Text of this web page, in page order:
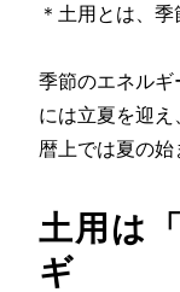
＊土用とは、季
季節のエネル
には立夏を迎え
暦上では夏の始
土用は
ギ